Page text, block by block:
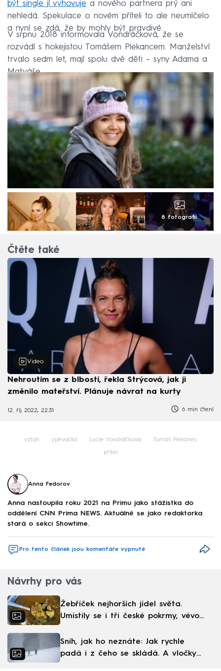
být single jí vyhovuje a nového partnera prý ani
nehledá. Spekulace o novém příteli to ale neumlčelo
a nyní se zdá, že by mohly být pravdivé.
V srpnu 2018 informovala Vondráčková, že se
rozvádí s hokejistou Tomášem Plekancem. Manželství
trvalo sedm let, mají spolu dvě děti – syny Adama a
Matyáše.
8 fotografií
Čtěte také
Video
Nehroutím se z blbostí, řekla Strýcová, jak ji
změnilo mateřství. Plánuje návrat na kurty
12. říj 2022, 22:31 6 min čtení
vztah zpěvačka Lucie Vondráčková Tomáš Plekanec
přítel
Anna Fedorov
Anna nastoupila roku 2021 na Primu jako stážistka do
oddělení CNN Prima NEWS. Aktuálně se jako redaktorka
stará o sekci Showtime.
Pro tento článek jsou komentáře vypnuté
Návrhy pro vás
Žebříček nejhorších jídel světa.
Umístily se i tři české pokrmy, vévodí
Sníh, jak ho neznáte: Jak rychle
padá i z čeho se skládá. A vločky